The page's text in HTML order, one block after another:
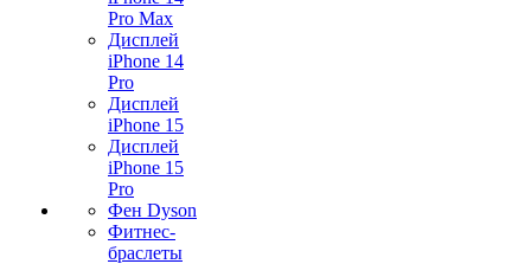
Pro Max
Дисплей
iPhone 14
Pro
Дисплей
iPhone 15
Дисплей
iPhone 15
Pro
Фен Dyson
Фитнес-
браслеты